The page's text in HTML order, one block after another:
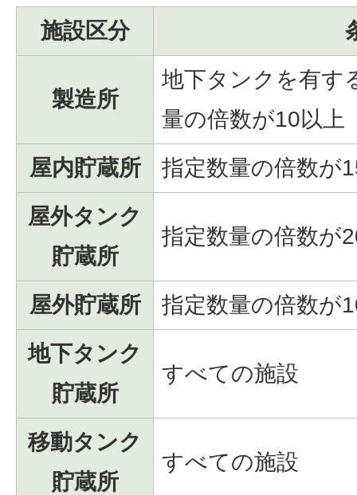
施設区分
製造所
地下タンクを有す
量の倍数が10以上
屋内貯蔵所
指定数量の倍数が
屋外タンク
貯蔵所
指定数量の倍数が
屋外貯蔵所
指定数量の倍数が
地下タンク
貯蔵所
すべての施設
移動タンク
貯蔵所
すべての施設